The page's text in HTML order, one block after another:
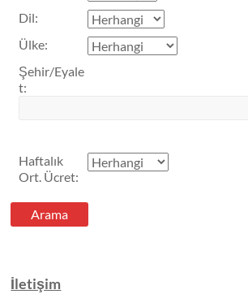
Dil:
Ülke:
Şehir/Eyale
t:
Haftalık
Ort. Ücret:
İletişim